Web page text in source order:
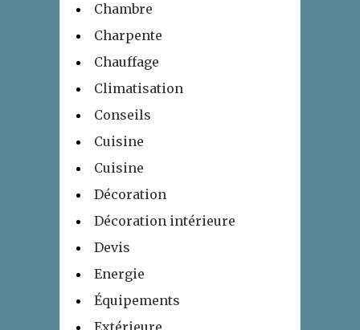
Chambre
Charpente
Chauffage
Climatisation
Conseils
Cuisine
Cuisine
Décoration
Décoration intérieure
Devis
Energie
Équipements